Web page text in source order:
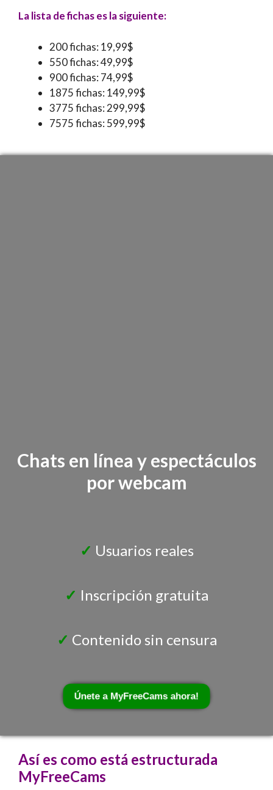
La lista de fichas es la siguiente:
200 fichas: 19,99$
550 fichas: 49,99$
900 fichas: 74,99$
1875 fichas: 149,99$
3775 fichas: 299,99$
7575 fichas: 599,99$
Chats en línea y espectáculos
por webcam
✓ Usuarios reales
✓ Inscripción gratuita
✓ Contenido sin censura
Únete a MyFreeCams ahora!
Así es como está estructurada
MyFreeCams